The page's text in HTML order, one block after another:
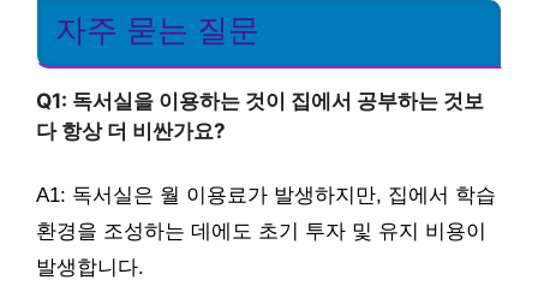
자주 묻는 질문
Q1: 독서실을 이용하는 것이 집에서 공부하는 것보
다 항상 더 비싼가요?
A1: 독서실은 월 이용료가 발생하지만, 집에서 학습
환경을 조성하는 데에도 초기 투자 및 유지 비용이
발생합니다.